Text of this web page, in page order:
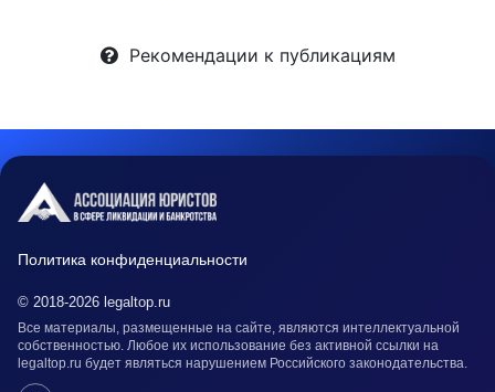
Рекомендации к публикациям
Политика конфиденциальности
© 2018-2026 legaltop.ru
Все материалы, размещенные на сайте, являются интеллектуальной
собственностью. Любое их использование без активной ссылки на
legaltop.ru будет являться нарушением Российского законодательства.